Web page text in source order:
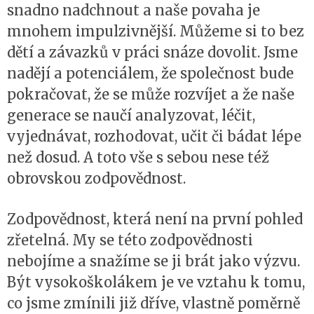
snadno nadchnout a naše povaha je
mnohem impulzivnější. Můžeme si to bez
dětí a závazků v práci snáze dovolit. Jsme
nadějí a potenciálem, že společnost bude
pokračovat, že se může rozvíjet a že naše
generace se naučí analyzovat, léčit,
vyjednávat, rozhodovat, učit či bádat lépe
než dosud. A toto vše s sebou nese též
obrovskou zodpovědnost.
Zodpovědnost, která není na první pohled
zřetelná. My se této zodpovědnosti
nebojíme a snažíme se ji brát jako výzvu.
Být vysokoškolákem je ve vztahu k tomu,
co jsme zmínili již dříve, vlastně poměrně